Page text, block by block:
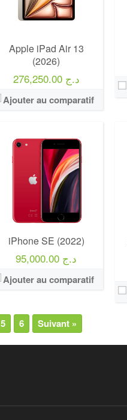
Apple iPad Air 13
(2026)
276,250.00 د.ج
Ajouter au comparatif
iPhone SE (2022)
95,000.00 د.ج
Ajouter au comparatif
5 6 Suivant »